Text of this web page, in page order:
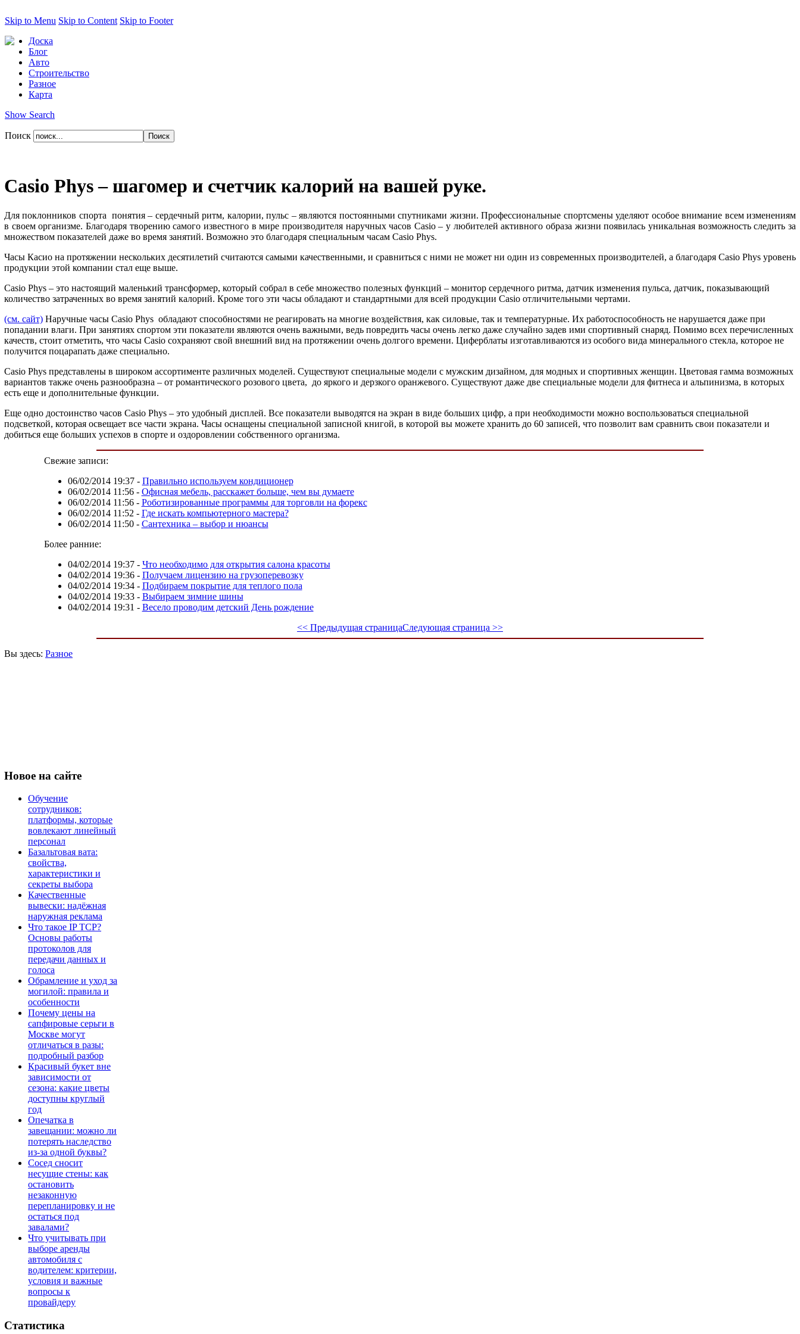
Skip to Menu Skip to Content Skip to Footer
Доска
Блог
Авто
Строительство
Разное
Карта
Show Search
Поиск
Casio Phys – шагомер и счетчик калорий на вашей руке.
Для поклонников спорта понятия – сердечный ритм, калории, пульс – являются постоянными спутниками жизни. Профессиональные спортсмены уделяют особое внимание всем изменениям
в своем организме. Благодаря творению самого известного в мире производителя наручных часов Casio – у любителей активного образа жизни появилась уникальная возможность следить за
множеством показателей даже во время занятий. Возможно это благодаря специальным часам Casio Phys.
Часы Касио на протяжении нескольких десятилетий считаются самыми качественными, и сравниться с ними не может ни один из современных производителей, а благодаря Casio Phys уровень
продукции этой компании стал еще выше.
Casio Phys – это настоящий маленький трансформер, который собрал в себе множество полезных функций – монитор сердечного ритма, датчик изменения пульса, датчик, показывающий
количество затраченных во время занятий калорий. Кроме того эти часы обладают и стандартными для всей продукции Casio отличительными чертами.
(см. сайт) Наручные часы Casio Phys обладают способностями не реагировать на многие воздействия, как силовые, так и температурные. Их работоспособность не нарушается даже при
попадании влаги. При занятиях спортом эти показатели являются очень важными, ведь повредить часы очень легко даже случайно задев ими спортивный снаряд. Помимо всех перечисленных
качеств, стоит отметить, что часы Casio сохраняют свой внешний вид на протяжении очень долгого времени. Циферблаты изготавливаются из особого вида минерального стекла, которое не
получится поцарапать даже специально.
Casio Phys представлены в широком ассортименте различных моделей. Существуют специальные модели с мужским дизайном, для модных и спортивных женщин. Цветовая гамма возможных
вариантов также очень разнообразна – от романтического розового цвета, до яркого и дерзкого оранжевого. Существуют даже две специальные модели для фитнеса и альпинизма, в которых
есть еще и дополнительные функции.
Еще одно достоинство часов Casio Phys – это удобный дисплей. Все показатели выводятся на экран в виде больших цифр, а при необходимости можно воспользоваться специальной
подсветкой, которая освещает все части экрана. Часы оснащены специальной записной книгой, в которой вы можете хранить до 60 записей, что позволит вам сравнить свои показатели и
добиться еще больших успехов в спорте и оздоровлении собственного организма.
Свежие записи:
06/02/2014 19:37- Правильно используем кондиционер
06/02/2014 11:56- Офисная мебель, расскажет больше, чем вы думаете
06/02/2014 11:56- Роботизированные программы для торговли на форекс
06/02/2014 11:52 - Где искать компьютерного мастера?
06/02/2014 11:50- Сантехника – выбор и нюансы
Более ранние:
04/02/2014 19:37- Что необходимо для открытия салона красоты
04/02/2014 19:36- Получаем лицензию на грузоперевозку
04/02/2014 19:34- Подбираем покрытие для теплого пола
04/02/2014 19:33- Выбираем зимние шины
04/02/2014 19:31 - Весело проводим детский День рождение
<< Предыдущая страницаСледующая страница >>
Вы здесь: Разное
Новое на сайте
Обучение
сотрудников:
платформы, которые
вовлекают линейный
персонал
Базальтовая вата:
свойства,
характеристики и
секреты выбора
Качественные
вывески: надёжная
наружная реклама
Что такое IP TCP?
Основы работы
протоколов для
передачи данных и
голоса
Обрамление и уход за
могилой: правила и
особенности
Почему цены на
сапфировые серьги в
Москве могут
отличаться в разы:
подробный разбор
Красивый букет вне
зависимости от
сезона: какие цветы
доступны круглый
год
Опечатка в
завещании: можно ли
потерять наследство
из-за одной буквы?
Сосед сносит
несущие стены: как
остановить
незаконную
перепланировку и не
остаться под
завалами?
Что учитывать при
выборе аренды
автомобиля с
водителем: критерии,
условия и важные
вопросы к
провайдеру
Статистика